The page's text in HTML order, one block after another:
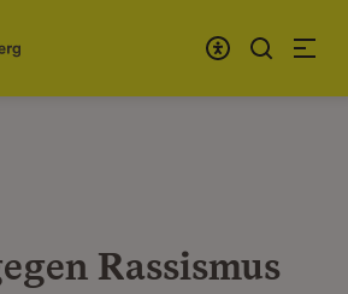
Rassismus